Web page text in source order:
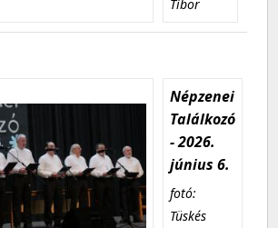
Tibor
Népzenei
Találkozó
- 2026.
június 6.
fotó:
Tüskés